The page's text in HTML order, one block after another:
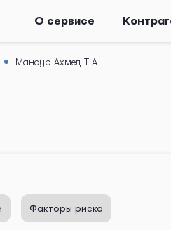
О сервисе
Мансур Ахмед Т А
Факторы риска